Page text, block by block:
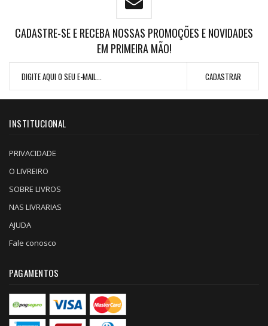
CADASTRE-SE E RECEBA NOSSAS PROMOÇÕES E NOVIDADES
EM PRIMEIRA MÃO!
INSTITUCIONAL
PRIVACIDADE
O LIVREIRO
SOBRE LIVROS
NAS LIVRARIAS
AJUDA
Fale conosco
PAGAMENTOS